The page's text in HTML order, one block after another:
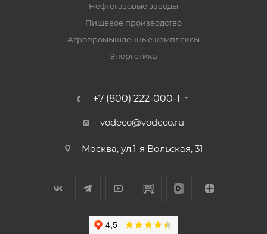
Нефтегазовые заводы
Пищевое производство
Агропромышленные комплексы
Энергетика
+7 (800) 222-000-1
vodeco@vodeco.ru
Москва, ул.1-я Вольская, 31